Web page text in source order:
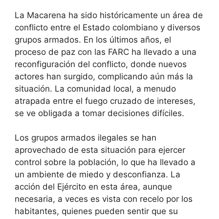
La Macarena ha sido históricamente un área de
conflicto entre el Estado colombiano y diversos
grupos armados. En los últimos años, el
proceso de paz con las FARC ha llevado a una
reconfiguración del conflicto, donde nuevos
actores han surgido, complicando aún más la
situación. La comunidad local, a menudo
atrapada entre el fuego cruzado de intereses,
se ve obligada a tomar decisiones difíciles.
Los grupos armados ilegales se han
aprovechado de esta situación para ejercer
control sobre la población, lo que ha llevado a
un ambiente de miedo y desconfianza. La
acción del Ejército en esta área, aunque
necesaria, a veces es vista con recelo por los
habitantes, quienes pueden sentir que su